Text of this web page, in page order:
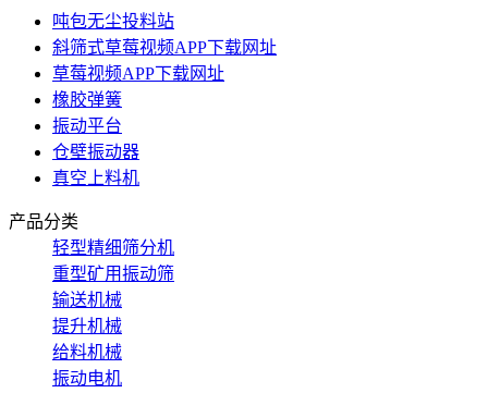
吨包无尘投料站
斜筛式草莓视频APP下载网址
草莓视频APP下载网址
橡胶弹簧
振动平台
仓壁振动器
真空上料机
产品分类
轻型精细筛分机
重型矿用振动筛
输送机械
提升机械
给料机械
振动电机